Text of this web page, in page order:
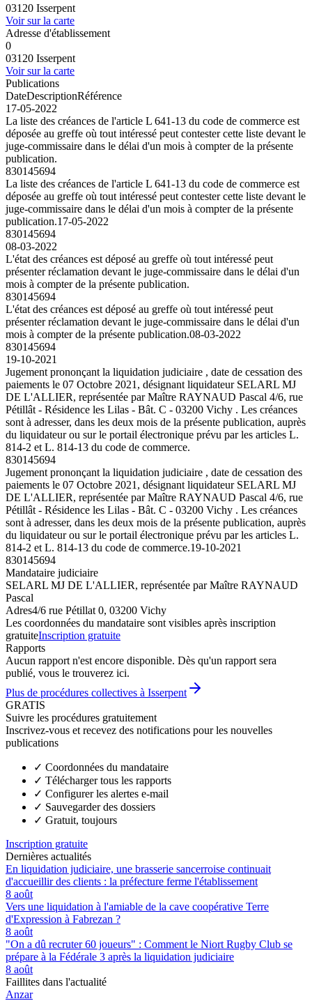
03120 Isserpent
Voir sur la carte
Adresse d'établissement
0
03120 Isserpent
Voir sur la carte
Publications
DateDescriptionRéférence
17-05-2022
La liste des créances de l'article L 641-13 du code de commerce est
déposée au greffe où tout intéressé peut contester cette liste devant le
juge-commissaire dans le délai d'un mois à compter de la présente
publication.
830145694
La liste des créances de l'article L 641-13 du code de commerce est
déposée au greffe où tout intéressé peut contester cette liste devant le
juge-commissaire dans le délai d'un mois à compter de la présente
publication.17-05-2022
830145694
08-03-2022
L'état des créances est déposé au greffe où tout intéressé peut
présenter réclamation devant le juge-commissaire dans le délai d'un
mois à compter de la présente publication.
830145694
L'état des créances est déposé au greffe où tout intéressé peut
présenter réclamation devant le juge-commissaire dans le délai d'un
mois à compter de la présente publication.08-03-2022
830145694
19-10-2021
Jugement prononçant la liquidation judiciaire , date de cessation des
paiements le 07 Octobre 2021, désignant liquidateur SELARL MJ
DE L'ALLIER, représentée par Maître RAYNAUD Pascal 4/6, rue
Pétillât - Résidence les Lilas - Bât. C - 03200 Vichy . Les créances
sont à adresser, dans les deux mois de la présente publication, auprès
du liquidateur ou sur le portail électronique prévu par les articles L.
814-2 et L. 814-13 du code de commerce.
830145694
Jugement prononçant la liquidation judiciaire , date de cessation des
paiements le 07 Octobre 2021, désignant liquidateur SELARL MJ
DE L'ALLIER, représentée par Maître RAYNAUD Pascal 4/6, rue
Pétillât - Résidence les Lilas - Bât. C - 03200 Vichy . Les créances
sont à adresser, dans les deux mois de la présente publication, auprès
du liquidateur ou sur le portail électronique prévu par les articles L.
814-2 et L. 814-13 du code de commerce.19-10-2021
830145694
Mandataire judiciaire
SELARL MJ DE L'ALLIER, représentée par Maître RAYNAUD
Pascal
Adres4/6 rue Pétillat 0, 03200 Vichy
Les coordonnées du mandataire sont visibles après inscription
gratuiteInscription gratuite
Rapports
Aucun rapport n'est encore disponible. Dès qu'un rapport sera
publié, vous le trouverez ici.
Plus de procédures collectives à Isserpent
GRATIS
Suivre les procédures gratuitement
Inscrivez-vous et recevez des notifications pour les nouvelles
publications
✓ Coordonnées du mandataire
✓ Télécharger tous les rapports
✓ Configurer les alertes e-mail
✓ Sauvegarder des dossiers
✓ Gratuit, toujours
Inscription gratuite
Dernières actualités
En liquidation judiciaire, une brasserie sancerroise continuait
d'accueillir des clients : la préfecture ferme l'établissement
8 août
Vers une liquidation à l'amiable de la cave coopérative Terre
d'Expression à Fabrezan ?
8 août
"On a dû recruter 60 joueurs" : Comment le Niort Rugby Club se
prépare à la Fédérale 3 après la liquidation judiciaire
8 août
Faillites dans l'actualité
Anzar